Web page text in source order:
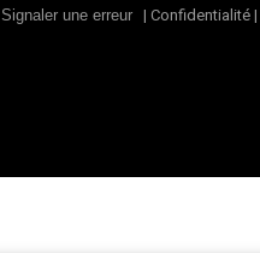
Signaler une erreur | Confidentialité|